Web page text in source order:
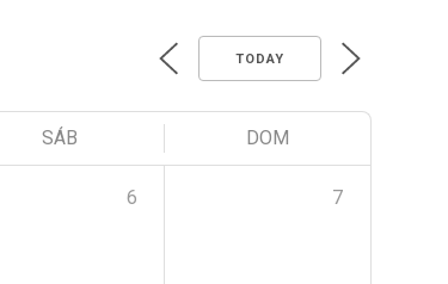
TODAY
SÁB DOM
6 7